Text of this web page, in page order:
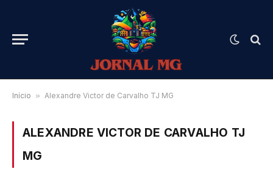
Início » Alexandre Victor de Carvalho TJ MG
ALEXANDRE VICTOR DE CARVALHO TJ
MG